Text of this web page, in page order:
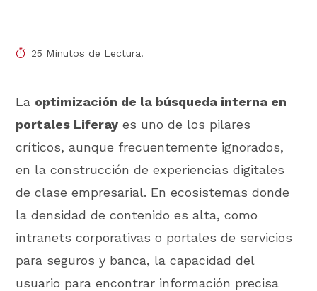
25 Minutos de Lectura.
La optimización de la búsqueda interna en
portales Liferay es uno de los pilares
críticos, aunque frecuentemente ignorados,
en la construcción de experiencias digitales
de clase empresarial. En ecosistemas donde
la densidad de contenido es alta, como
intranets corporativas o portales de servicios
para seguros y banca, la capacidad del
usuario para encontrar información precisa